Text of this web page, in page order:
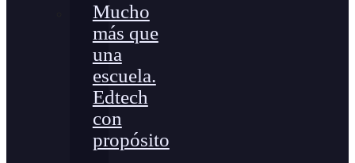
Mucho
más que
una
escuela.
Edtech
con
propósito